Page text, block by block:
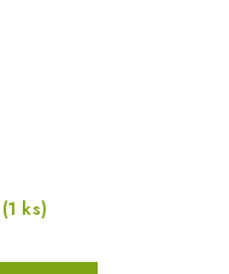
(1 ks)